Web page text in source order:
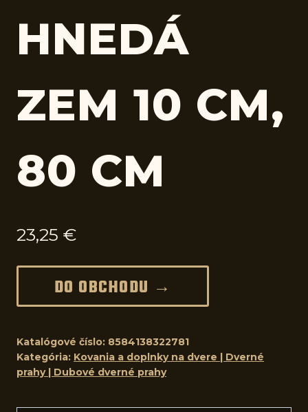
HNEDÁ
ZEM 10 CM,
80 CM
23,25 €
DO OBCHODU →
Katalógové číslo: 8584138322781
Kategória: Kovania a doplnky na dvere | Dverné
prahy | Dubové dverné prahy